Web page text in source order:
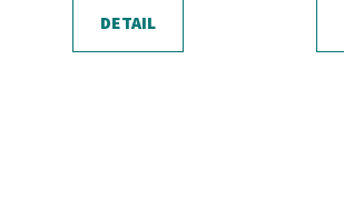
DETAIL